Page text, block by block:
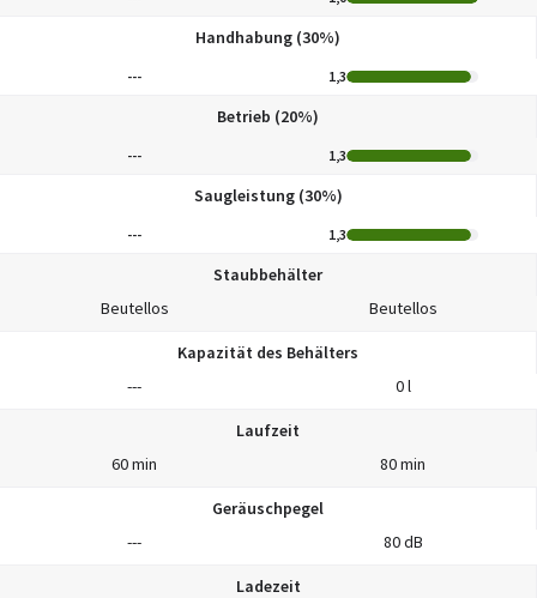
Handhabung (30%)
--- 1,3
Betrieb (20%)
--- 1,3
Saugleistung (30%)
--- 1,3
Staubbehälter
Beutellos
Beutellos
Kapazität des Behälters
---
0 l
Laufzeit
60 min
80 min
Geräuschpegel
---
80 dB
Ladezeit